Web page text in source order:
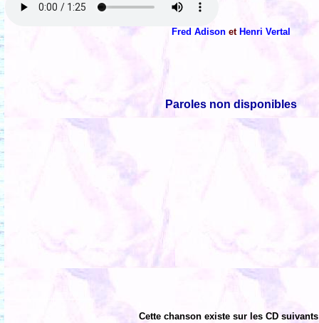
Fred Adison et Henri Vertal
Paroles non disponibles
Cette chanson existe sur les CD